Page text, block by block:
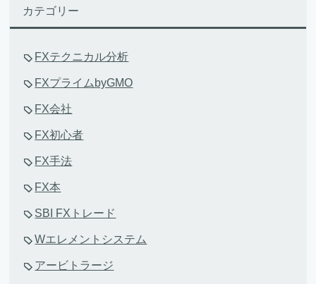
カテゴリー
FXテクニカル分析
FXプライムbyGMO
FX会社
FX初心者
FX手法
FX本
SBI FXトレード
Wエレメントシステム
アービトラージ